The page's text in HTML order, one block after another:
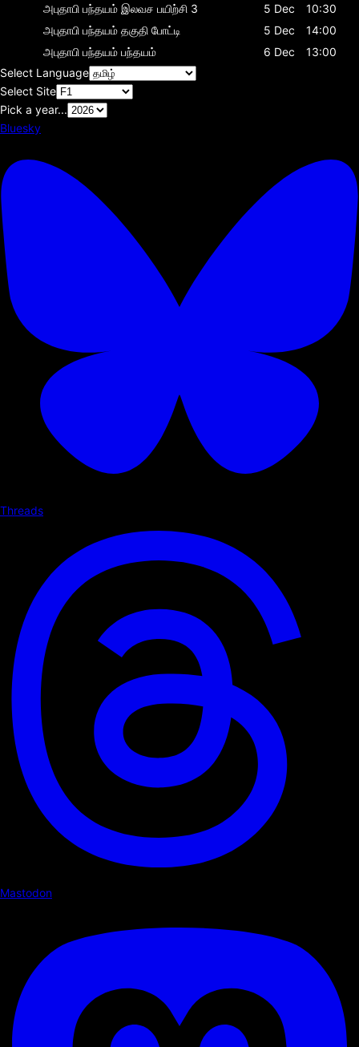
அபுதாபி பந்தயம் இலவச பயிற்சி 3 5 Dec
10:30
அபுதாபி பந்தயம் தகுதி போட்டி 5 Dec
14:00
அபுதாபி பந்தயம் பந்தயம் 6 Dec
13:00
Select Language
Select Site
Pick a year...
Bluesky
Threads
Mastodon